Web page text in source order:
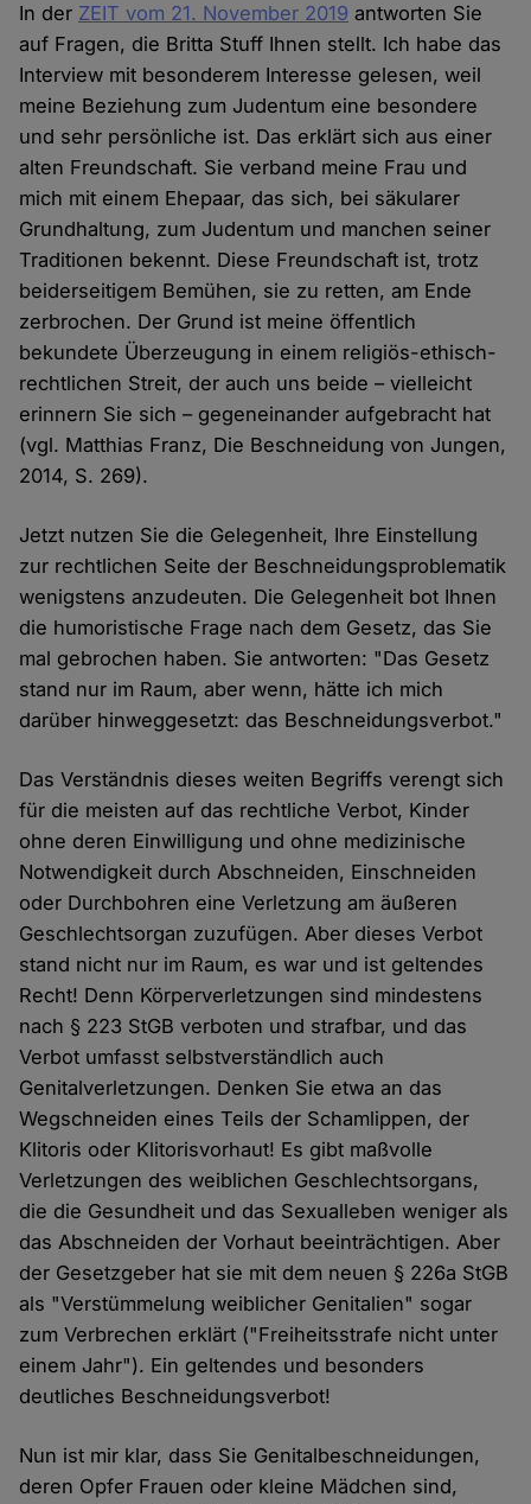
In der ZEIT vom 21. November 2019 antworten Sie
auf Fragen, die Britta Stuff Ihnen stellt. Ich habe das
Interview mit besonderem Interesse gelesen, weil
meine Beziehung zum Judentum eine besondere
und sehr persönliche ist. Das erklärt sich aus einer
alten Freundschaft. Sie verband meine Frau und
mich mit einem Ehepaar, das sich, bei säkularer
Grundhaltung, zum Judentum und manchen seiner
Traditionen bekennt. Diese Freundschaft ist, trotz
beiderseitigem Bemühen, sie zu retten, am Ende
zerbrochen. Der Grund ist meine öffentlich
bekundete Überzeugung in einem religiös-ethisch-
rechtlichen Streit, der auch uns beide – vielleicht
erinnern Sie sich – gegeneinander aufgebracht hat
(vgl. Matthias Franz, Die Beschneidung von Jungen,
2014, S. 269).
Jetzt nutzen Sie die Gelegenheit, Ihre Einstellung
zur rechtlichen Seite der Beschneidungsproblematik
wenigstens anzudeuten. Die Gelegenheit bot Ihnen
die humoristische Frage nach dem Gesetz, das Sie
mal gebrochen haben. Sie antworten: "Das Gesetz
stand nur im Raum, aber wenn, hätte ich mich
darüber hinweggesetzt: das Beschneidungsverbot."
Das Verständnis dieses weiten Begriffs verengt sich
für die meisten auf das rechtliche Verbot, Kinder
ohne deren Einwilligung und ohne medizinische
Notwendigkeit durch Abschneiden, Einschneiden
oder Durchbohren eine Verletzung am äußeren
Geschlechtsorgan zuzufügen. Aber dieses Verbot
stand nicht nur im Raum, es war und ist geltendes
Recht! Denn Körperverletzungen sind mindestens
nach § 223 StGB verboten und strafbar, und das
Verbot umfasst selbstverständlich auch
Genitalverletzungen. Denken Sie etwa an das
Wegschneiden eines Teils der Schamlippen, der
Klitoris oder Klitorisvorhaut! Es gibt maßvolle
Verletzungen des weiblichen Geschlechtsorgans,
die die Gesundheit und das Sexualleben weniger als
das Abschneiden der Vorhaut beeinträchtigen. Aber
der Gesetzgeber hat sie mit dem neuen § 226a StGB
als "Verstümmelung weiblicher Genitalien" sogar
zum Verbrechen erklärt ("Freiheitsstrafe nicht unter
einem Jahr"). Ein geltendes und besonders
deutliches Beschneidungsverbot!
Nun ist mir klar, dass Sie Genitalbeschneidungen,
deren Opfer Frauen oder kleine Mädchen sind,